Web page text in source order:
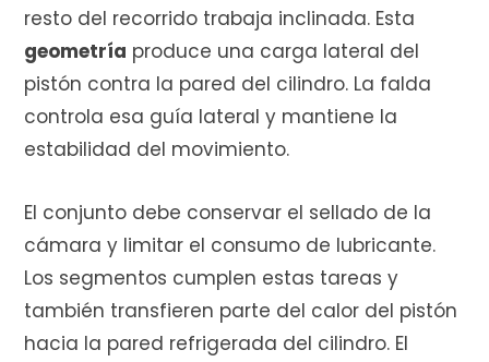
resto del recorrido trabaja inclinada. Esta
geometría produce una carga lateral del
pistón contra la pared del cilindro. La falda
controla esa guía lateral y mantiene la
estabilidad del movimiento.
El conjunto debe conservar el sellado de la
cámara y limitar el consumo de lubricante.
Los segmentos cumplen estas tareas y
también transfieren parte del calor del pistón
hacia la pared refrigerada del cilindro. El